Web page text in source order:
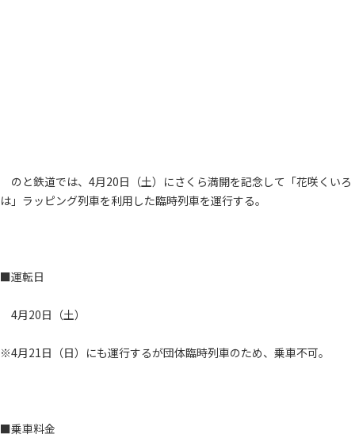
のと鉄道では、4月20日（土）にさくら満開を記念して「花咲くいろ
は」ラッピング列車を利用した臨時列車を運行する。
■運転日
4月20日（土）
※4月21日（日）にも運行するが団体臨時列車のため、乗車不可。
■乗車料金